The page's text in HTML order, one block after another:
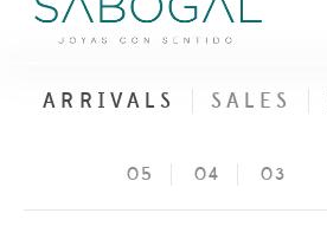
ARRIVALS SALES
05 04 03